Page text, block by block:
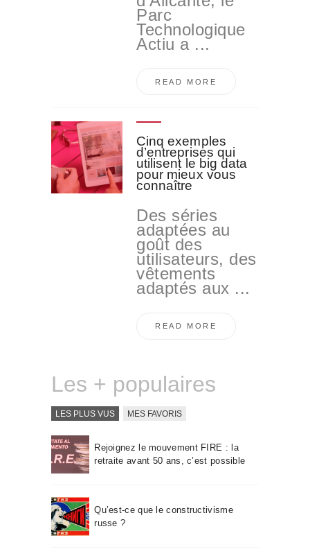
Parc
Technologique
Actiu a ...
READ MORE
Cinq exemples
d’entreprises qui
utilisent le big data
pour mieux vous
connaître
Des séries
adaptées au
goût des
utilisateurs, des
vêtements
adaptés aux ...
READ MORE
Les + populaires
LES PLUS VUS MES FAVORIS
Rejoignez le mouvement FIRE : la
retraite avant 50 ans, c’est possible
Qu’est-ce que le constructivisme
russe ?